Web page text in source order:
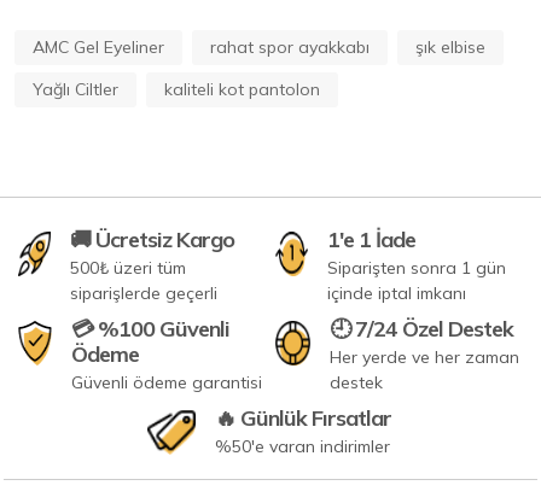
AMC Gel Eyeliner rahat spor ayakkabı
şık elbise
Yağlı Ciltler
kaliteli kot pantolon
🚚 Ücretsiz Kargo
500₺ üzeri tüm
siparişlerde geçerli
1'e 1 İade
Siparişten sonra 1 gün
içinde iptal imkanı
💳 %100 Güvenli
Ödeme
Güvenli ödeme garantisi
🕘 7/24 Özel Destek
Her yerde ve her zaman
destek
🔥 Günlük Fırsatlar
%50'e varan indirimler